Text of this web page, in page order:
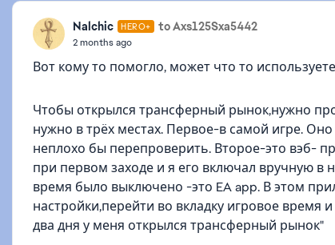
Nalchic HERO+ to Axs125Sxa5442
2 months ago
Вот кому то помогло, может что то
Чтобы открылся трансферный рынок,нужно
нужно в трёх местах. Первое-в самой игре.
неплохо бы перепроверить. Второе-это вэб-
при первом заходе и я его включал вручную в
время было выключено -это EA app. В этом
настройки,перейти во вкладку игровое время
два дня у меня открылся трансферный рынок"